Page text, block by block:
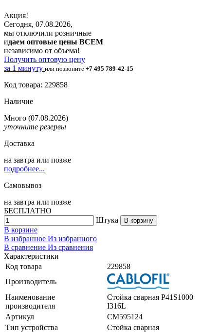
Акция!
Сегодня, 07.08.2026,
мы отключили розничные
идаем оптовые цены ВСЕМ
независимо от объема!
Получить оптовую цену
за 1 минуту или позвоните +7 495 789-42-15
Код товара: 229858
Наличие
Много (07.08.2026)
уточните резервы
Доставка
на завтра или позже
подробнее...
Самовывоз
на завтра или позже
БЕСПЛАТНО
Штука
В корзину
В корзине
В избранное Из избранного
В сравнение Из сравнения
Характеристики
Код товара
229858
Производитель
Наименование
производителя
Стойка сварная P41S1000
I316L
Артикул
CM595124
Тип устройства
Стойка сварная